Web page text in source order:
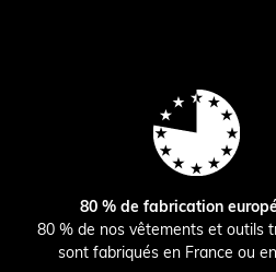
80 % de fabrication
80 % de nos vêtements et outils
sont fabriqués en France ou